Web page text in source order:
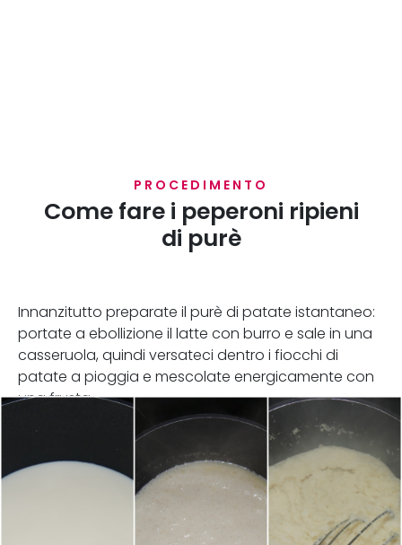
PROCEDIMENTO
Come fare i peperoni ripieni
di purè
Innanzitutto preparate il purè di patate istantaneo:
portate a ebollizione il latte con burro e sale in una
casseruola, quindi versateci dentro i fiocchi di
patate a pioggia e mescolate energicamente con
una frusta.